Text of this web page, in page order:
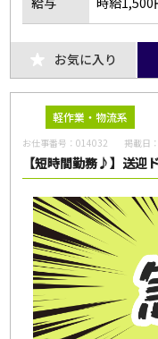
お気に入り
軽作業・物流系
お仕事番号：014032 掲載日：
【短時間勤務♪】送迎